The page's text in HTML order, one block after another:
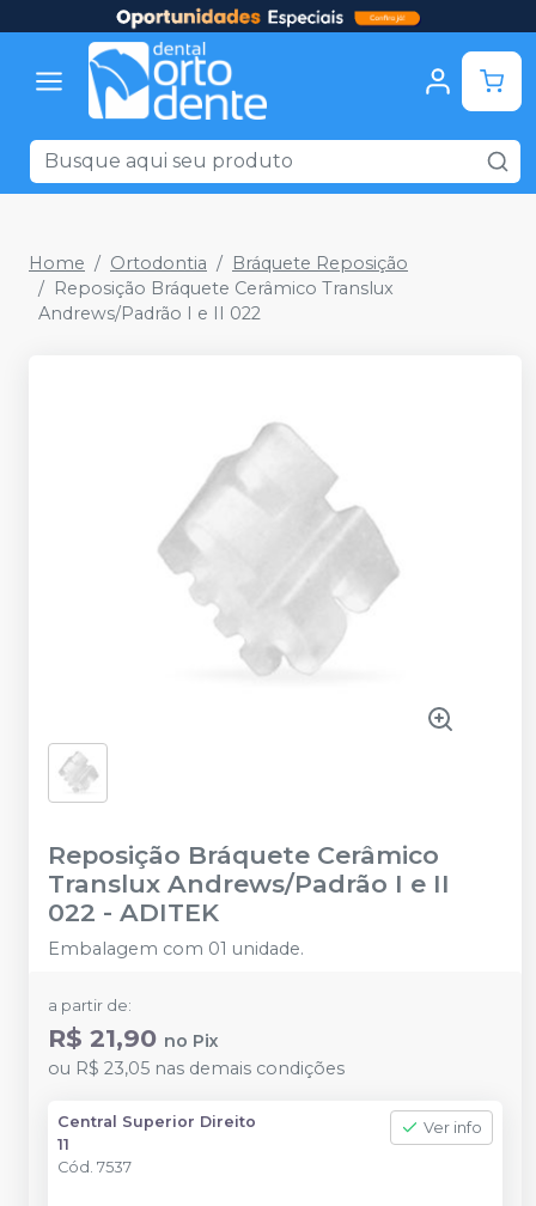
Home Ortodontia
Bráquete Reposição
Reposição Bráquete Cerâmico Translux
Andrews/Padrão I e II 022
Reposição Bráquete Cerâmico
Translux Andrews/Padrão I e II
022 - ADITEK
Embalagem com 01 unidade.
a partir de:
R$ 21,90 no Pix
ou R$ 23,05 nas demais condições
Central Superior Direito
11
Cód. 7537
Ver info